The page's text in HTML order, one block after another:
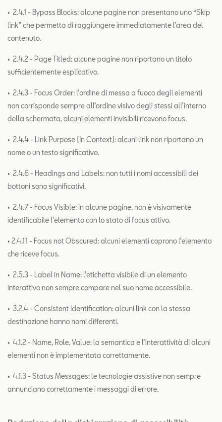
• 2.4.1 - Bypass Blocks: alcune pagine non presentano uno “Skip
link” che permetta di raggiungere immediatamente l’area del
contenuto.
• 2.4.2 - Page Titled: alcune pagine non riportano un titolo
sufficientemente esplicativo.
• 2.4.3 - Focus Order: l’ordine di messa a fuoco degli elementi
non corrisponde sempre all’ordine visivo degli stessi all’interno
della schermata, alcuni elementi invisibili ricevono focus.
• 2.4.4 - Link Purpose (In Context): alcuni link non riportano un
nome o un testo significativo.
• 2.4.6 - Headings and Labels: non tutti i nomi accessibili dei
bottoni sono significativi.
• 2.4.7 - Focus Visible: in alcune pagine, non è visivamente
identificabile l'elemento con lo stato di focus attivo.
• 2.4.11 - Focus not Obscured: alcuni elementi coprono l’elemento
che riceve focus.
• 2.5.3 - Label in Name: l’etichetta visibile di un elemento
interattivo non sempre compare nel suo nome accessibile.
• 3.2.4 - Consistent Identification: alcuni link con la stessa
destinazione hanno nomi differenti.
• 4.1.2 - Name, Role, Value: la semantica e l’interattività di alcuni
elementi non è implementata correttamente.
• 4.1.3 - Status Messages: le tecnologie assistive non sempre
annunciano correttamente i messaggi di errore.